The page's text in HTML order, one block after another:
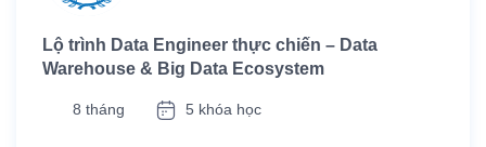
Lộ trình Data Engineer thực chiến – Data
Warehouse & Big Data Ecosystem
8 tháng 5 khóa học